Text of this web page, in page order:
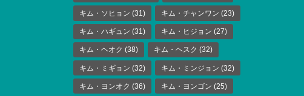
キム・ソヒョン (31) キム・チャンワン (23)
キム・ハギュン (31) キム・ヒジョン (27)
キム・ヘオク (38) キム・ヘスク (32)
キム・ミギョン (32) キム・ミンジョン (32)
キム・ヨンオク (36) キム・ヨンゴン (25)